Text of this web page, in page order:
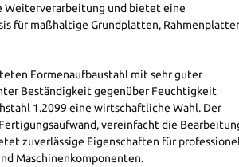
und bietet eine
für maßhaltige Grundplatten,
Formenaufbaustahl mit sehr guter
Beständigkeit gegenüber Feuchtigkeit
1.2099 eine wirtschaftliche Wahl. Der
vereinfacht die
zuverlässige Eigenschaften für
Maschinenkomponenten.